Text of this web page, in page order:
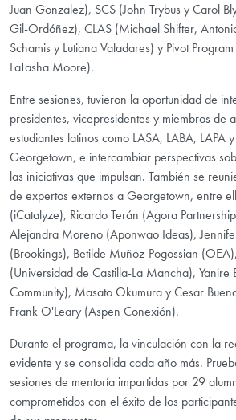
Juan Gonzalez), SCS (John Trybus y Carol
Gil-Ordóñez), CLAS (Michael Shifter,
Schamis y Lutiana Valadares) y Pivot
LaTasha Moore).
Entre sesiones, tuvieron la oportunidad de
presidentes, vicepresidentes y miembros de
estudiantes latinos como LASA, LABA, LAPA
Georgetown, e intercambiar perspectivas
las iniciativas que impulsan. También se
de expertos externos a Georgetown, entre
(iCatalyze), Ricardo Terán (Agora
Alejandra Moreno (Aponwao Ideas),
(Brookings), Betilde Muñoz-Pogossian
(Universidad de Castilla-La Mancha), Yanire
Community), Masato Okumura y Cesar
Frank O'Leary (Aspen Conexión).
Durante el programa, la vinculación con la
evidente y se consolida cada año más.
sesiones de mentoría impartidas por 29
comprometidos con el éxito de los